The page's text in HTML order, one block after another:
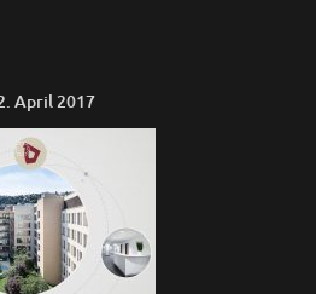
April 2017